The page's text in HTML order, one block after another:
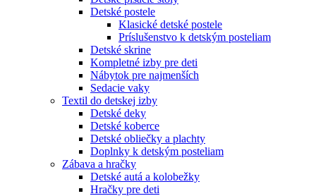
Detské postele
Klasické detské postele
Príslušenstvo k detským posteliam
Detské skrine
Kompletné izby pre deti
Nábytok pre najmenších
Sedacie vaky
Textil do detskej izby
Detské deky
Detské koberce
Detské obliečky a plachty
Doplnky k detským posteliam
Zábava a hračky
Detské autá a kolobežky
Hračky pre deti